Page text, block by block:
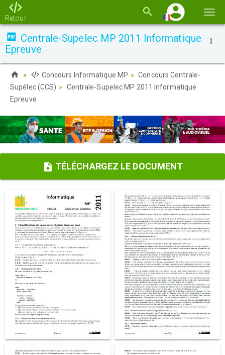
la
Retour
Centrale-Supelec MP 2011 Informatique
Epreuve
Concours Informatique MP
Concours Centrale-
Supélec (CCS)
Centrale-Supelec MP 2011 Informatique
Epreuve
TÉLÉCHARGEZ LE DOCUMENT